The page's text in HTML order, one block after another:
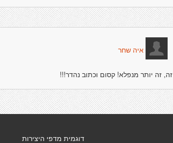
איה שחר
זה, זה יותר מנפלא! קסום וכתוב נהדר!!!
דוגמית מדפי היצירות